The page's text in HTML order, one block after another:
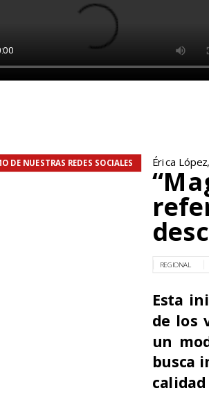
DE NUESTRAS REDES SOCIALES Érica
REGIONAL
Esta
de los
un
busca